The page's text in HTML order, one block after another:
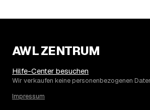
Die Spanne ergibt sich vor allem aus
eher am unteren Ende, eine voll
Etage ohne Aufzug oder viel Sperrmüll
Sondermüllanteil verschieben den
AWL ZENTRUM
Hilfe-Center besuchen
Wir verkaufen keine personenbezogenen
Impressum